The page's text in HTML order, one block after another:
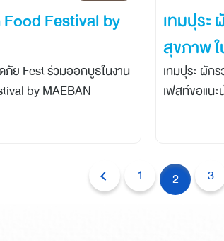
Festival by
อกบูธในงาน
by MAEBAN
เทมปุระ
สุขภาพ
เทมปุระ ผักรวม อีกหนึ่งเมนูของทานเล่นระ
เฟสท์ขอแนะ
1 2 3